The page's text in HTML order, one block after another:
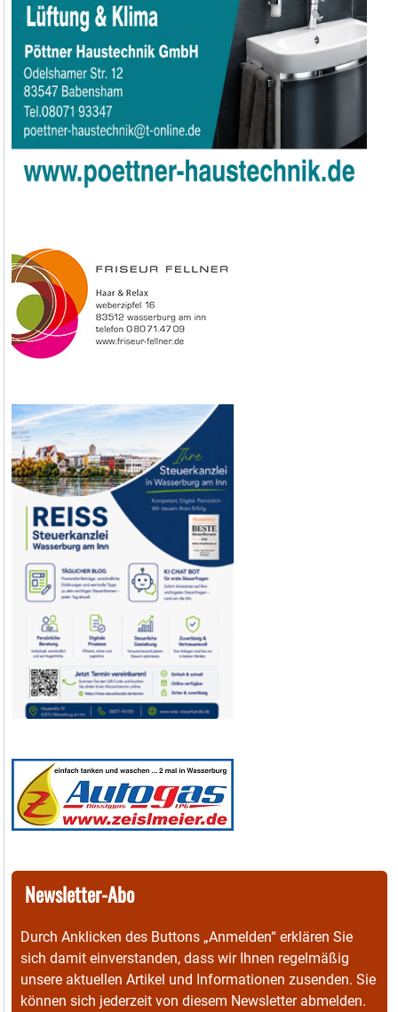
Newsletter-Abo
Durch Anklicken des Buttons „Anmelden“ erklären Sie
sich damit einverstanden, dass wir Ihnen regelmäßig
unsere aktuellen Artikel und Informationen zusenden. Sie
können sich jederzeit von diesem Newsletter abmelden.